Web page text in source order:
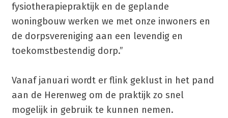
fysiotherapiepraktijk en de geplande
woningbouw werken we met onze inwoners en
de dorpsvereniging aan een levendig en
toekomstbestendig dorp.”
Vanaf januari wordt er flink geklust in het pand
aan de Herenweg om de praktijk zo snel
mogelijk in gebruik te kunnen nemen.